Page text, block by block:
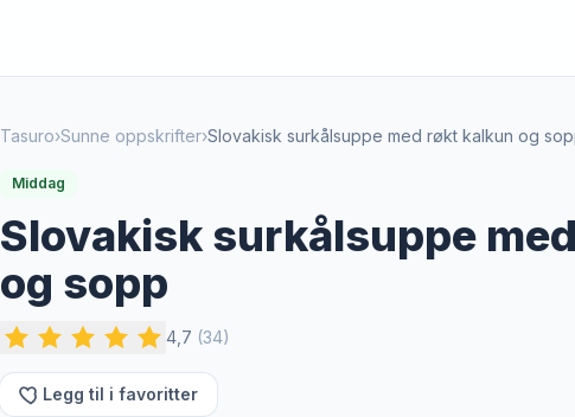
Tasuro›Sunne oppskrifter›Slovakisk surkålsuppe med røkt kalkun og
Middag
Slovakisk surkålsuppe
og sopp
4,7 (34)
Legg til i favoritter